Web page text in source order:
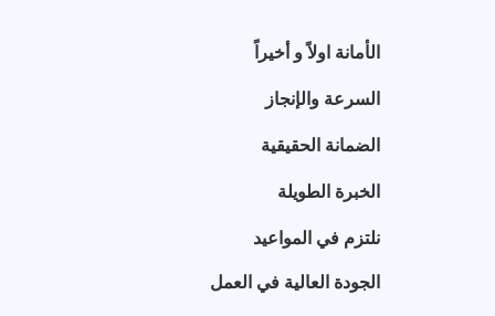
الأمانة اولاً و أخيراً
السرعة والإنجاز
الضمانة الحقيقية
الخبرة الطويلة
نلتزم في المواعيد
الجودة العالية في العمل